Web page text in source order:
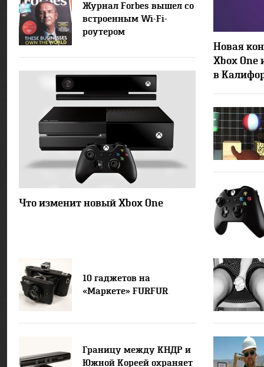
Журнал Forbes вышел со
встроенным Wi-Fi-
роутером
Что изменит новый Xbox One
Новая
Xbox One
в
10 гаджетов на
«Маркете» FURFUR
Границу между КНДР и
Южной Кореей охраняет